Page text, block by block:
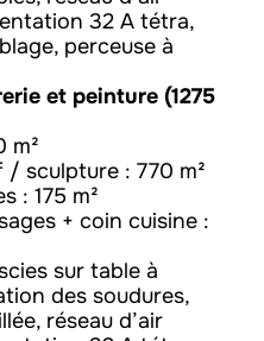
32 A tétra,
perceuse à
et peinture (1275
m²
sculpture : 770 m²
: 175 m²
+ coin cuisine :
sur table à
des soudures,
réseau d’air